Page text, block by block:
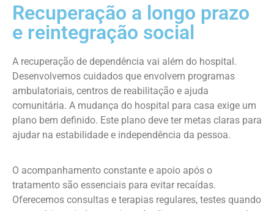
Recuperação a longo prazo
e reintegração social
A recuperação de dependência vai além do hospital.
Desenvolvemos cuidados que envolvem programas
ambulatoriais, centros de reabilitação e ajuda
comunitária. A mudança do hospital para casa exige um
plano bem definido. Este plano deve ter metas claras para
ajudar na estabilidade e independência da pessoa.
O acompanhamento constante e apoio após o
tratamento são essenciais para evitar recaídas.
Oferecemos consultas e terapias regulares, testes quando